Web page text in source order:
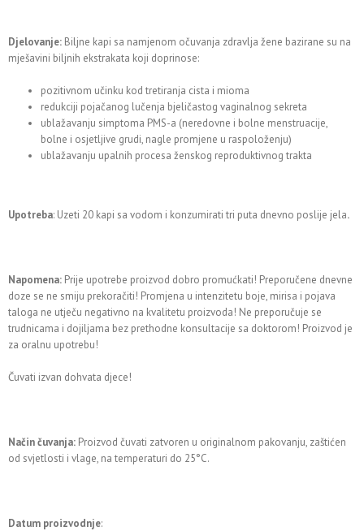
Djelovanje: Biljne kapi sa namjenom očuvanja zdravlja žene bazirane su na
mješavini biljnih ekstrakata koji doprinose:
pozitivnom učinku kod tretiranja cista i mioma
redukciji pojačanog lučenja bjeličastog vaginalnog sekreta
ublažavanju simptoma PMS-a (neredovne i bolne menstruacije,
bolne i osjetljive grudi, nagle promjene u raspoloženju)
ublažavanju upalnih procesa ženskog reproduktivnog trakta
Upotreba: Uzeti 20 kapi sa vodom i konzumirati tri puta dnevno poslije jela.
Napomena: Prije upotrebe proizvod dobro promućkati! Preporučene dnevne
doze se ne smiju prekoračiti! Promjena u intenzitetu boje, mirisa i pojava
taloga ne utječu negativno na kvalitetu proizvoda! Ne preporučuje se
trudnicama i dojiljama bez prethodne konsultacije sa doktorom! Proizvod je
za oralnu upotrebu!
Čuvati izvan dohvata djece!
Način čuvanja: Proizvod čuvati zatvoren u originalnom pakovanju, zaštićen
od svjetlosti i vlage, na temperaturi do 25°C.
Datum proizvodnje: